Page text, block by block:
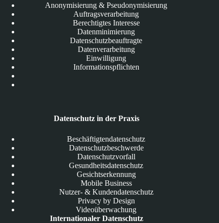
Anonymisierung & Pseudonymisierung
Auftragsverarbeitung
Berechtigtes Interesse
Datenminimierung
Datenschutzbeauftragte
Datenverarbeitung
Einwilligung
Informationspflichten
Datenschutz in der Praxis
Beschäftigtendatenschutz
Datenschutzbeschwerde
Datenschutzvorfall
Gesundheitsdatenschutz
Gesichtserkennung
Mobile Business
Nutzer- & Kundendatenschutz
Privacy by Design
Videoüberwachung
Internationaler Datenschutz